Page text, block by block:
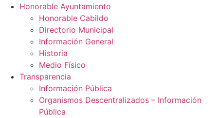
Honorable Ayuntamiento
Honorable Cabildo
Directorio Municipal
Información General
Historia
Medio Físico
Transparencia
Información Pública
Organismos Descentralizados – Información
Pública